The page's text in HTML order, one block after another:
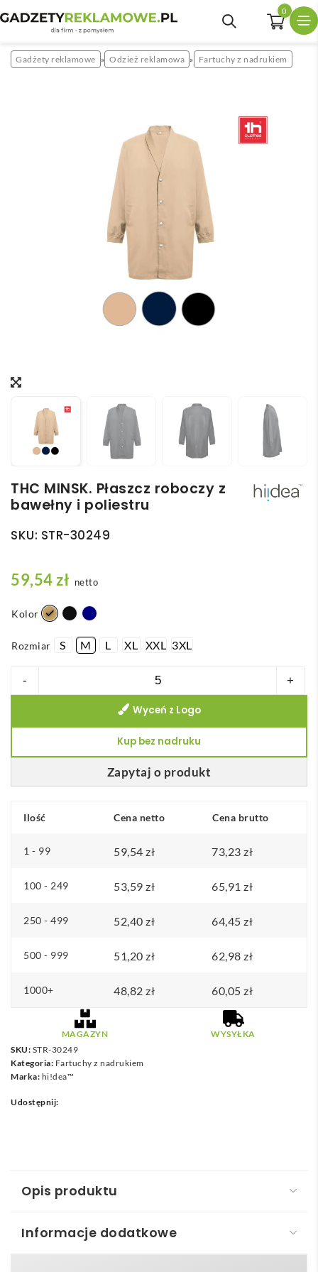
0
Gadżety reklamowe » Odzież reklamowa » Fartuchy z nadrukiem
THC MINSK. Płaszcz roboczy z
bawełny i poliestru
SKU: STR-30249
59,54zł netto
Kolor
Rozmiar S M L XL XXL 3XL
-
THC
bawełny
+
Zapytaj o produkt
Wyceń z Logo
Kup bez nadruku
Ilość Cena netto Cena brutto
1 - 99 59,54 zł 73,23 zł
100 - 249 53,59 zł 65,91 zł
250 - 499 52,40 zł 64,45 zł
500 - 999 51,20 zł 62,98 zł
1000+ 48,82 zł 60,05 zł
MAGAZYN
WYSYŁKA
SKU: STR-30249
Kategoria: Fartuchy z nadrukiem
Marka: hi!dea™
Udostępnij:
Opis produktu
Informacje dodatkowe